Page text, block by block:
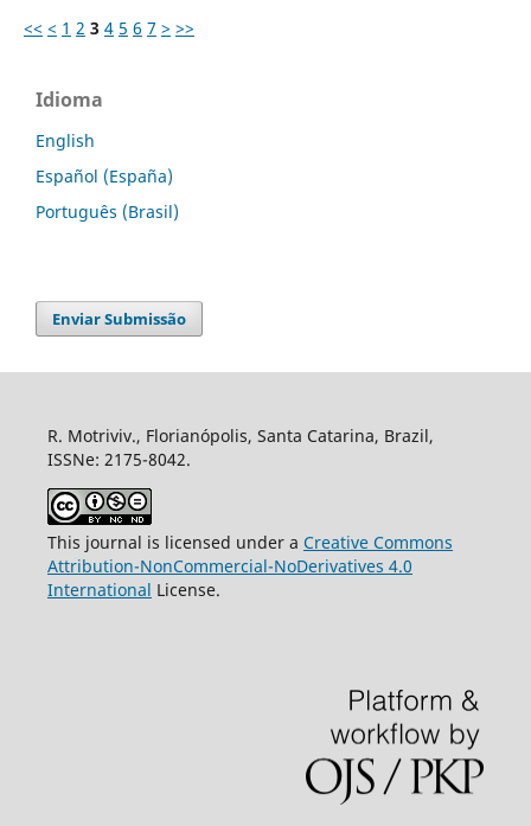
<< < 1 2 3 4 5 6 7 > >>
Idioma
English
Español (España)
Português (Brasil)
Enviar Submissão
R. Motriviv., Florianópolis, Santa Catarina, Brazil,
ISSNe: 2175-8042.
This journal is licensed under a Creative Commons
Attribution-NonCommercial-NoDerivatives 4.0
International License.